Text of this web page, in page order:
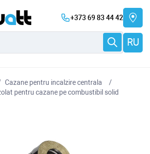
+373 69 83 44 42
RU
Cazane pentru incalzire centrala
pentru cazane pe combustibil solid